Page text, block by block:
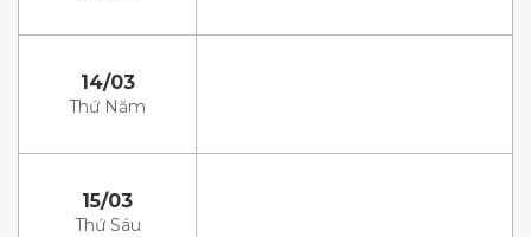
14/03
Thứ Năm
15/03
Thứ Sáu